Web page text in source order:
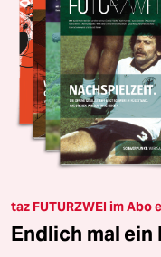
taz FUTURZWEI im Abo
Endlich mal